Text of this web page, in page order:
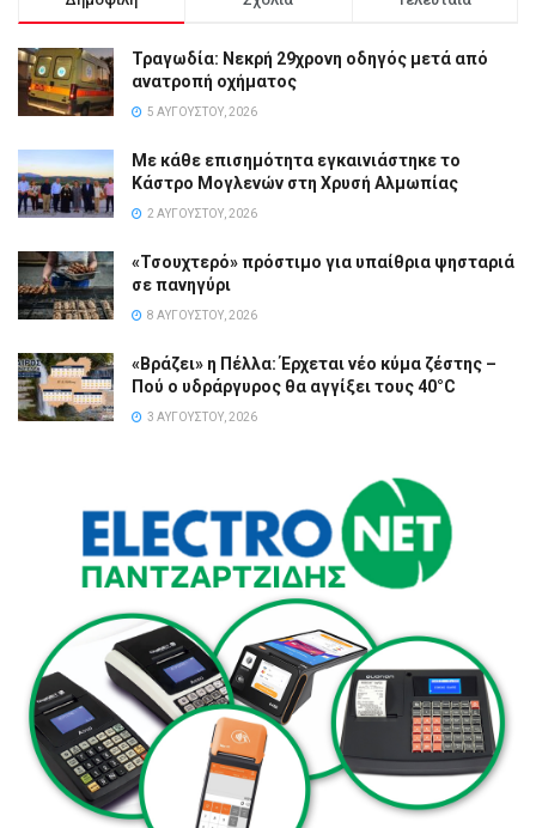
Τραγωδία: Νεκρή 29χρονη οδηγός μετά από
ανατροπή οχήματος
5 ΑΥΓΟΎΣΤΟΥ, 2026
Με κάθε επισημότητα εγκαινιάστηκε το
Κάστρο Μογλενών στη Χρυσή Αλμωπίας
2 ΑΥΓΟΎΣΤΟΥ, 2026
«Τσουχτερό» πρόστιμο για υπαίθρια ψησταριά
σε πανηγύρι
8 ΑΥΓΟΎΣΤΟΥ, 2026
«Βράζει» η Πέλλα: Έρχεται νέο κύμα ζέστης –
Πού ο υδράργυρος θα αγγίξει τους 40°C
3 ΑΥΓΟΎΣΤΟΥ, 2026